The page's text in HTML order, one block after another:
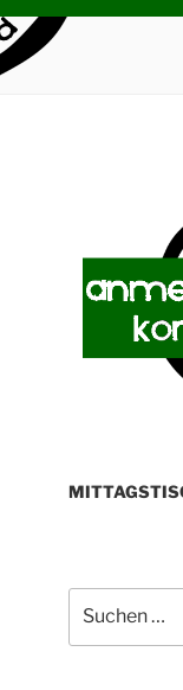
nach: